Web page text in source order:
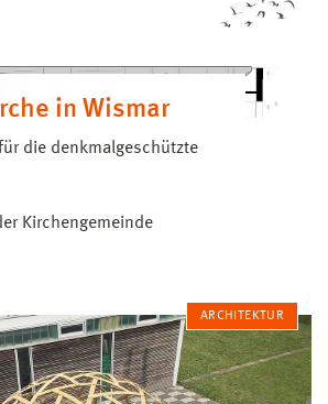
in Wismar
die denkmalgeschützte
Kirchengemeinde
ARCHITEKTUR